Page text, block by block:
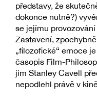
představy, že
dokonce nutně?)
se jejímu
Zastavení,
„filozofické“ emoce
časopis Film-
jim Stanley Cavell
nepodlehl právě v